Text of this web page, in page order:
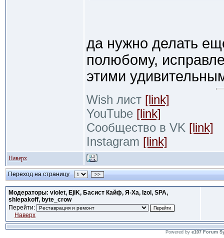
да нужно делать
полюбому,
этими
Wish лист [link]
YouTube [link]
Сообщество в VK [link]
Instagram [link]
Наверх
Переход на страницу >>
Модераторы: violet, EjiK, Басист Кайф, Я-Ха, Izol, SPA,
shlepakoff, byte_crow
Перейти:
Наверх
Powered by e107 Forum